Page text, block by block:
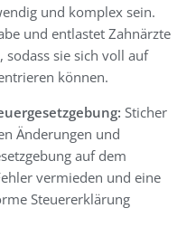
und komplex sein.
und entlastet Zahnärzte
sie sich voll auf
können.
Sticher
Änderungen und
auf dem
vermieden und eine
Steuererklärung